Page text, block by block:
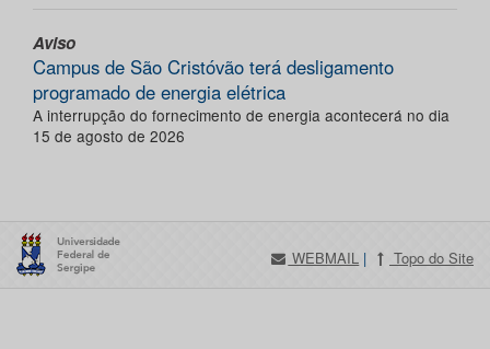
Aviso
Campus de São Cristóvão terá desligamento
programado de energia elétrica
A interrupção do fornecimento de energia acontecerá no dia
15 de agosto de 2026
WEBMAIL | Topo do Site